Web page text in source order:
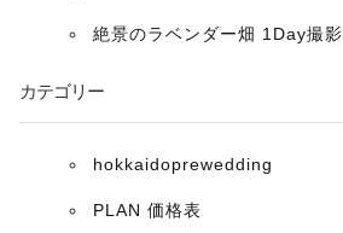
絶景のラベンダー畑 1Day撮影
カテゴリー
hokkaidoprewedding
PLAN 価格表